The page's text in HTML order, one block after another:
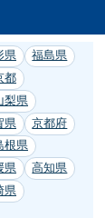
県
福島県
都
梨県
県
京都府
根県
県
高知県
県